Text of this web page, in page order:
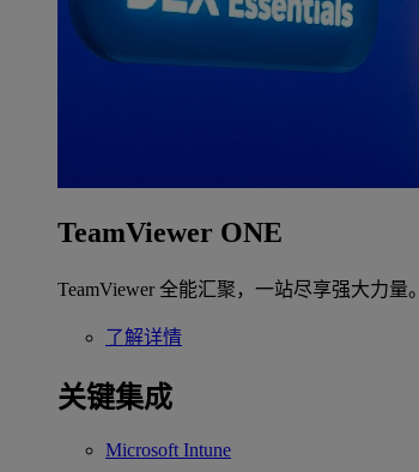
TeamViewer ONE
TeamViewer 全能汇聚，一站尽享强大力量。
了解详情
关键集成
Microsoft Intune